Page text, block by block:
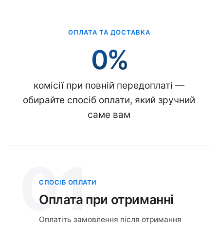
ОПЛАТА ТА ДОСТАВКА
0%
комісії при повній передоплаті —
обирайте спосіб оплати, який зручний
саме вам
01
СПОСІБ ОПЛАТИ
Оплата при отриманні
Оплатіть замовлення після отримання